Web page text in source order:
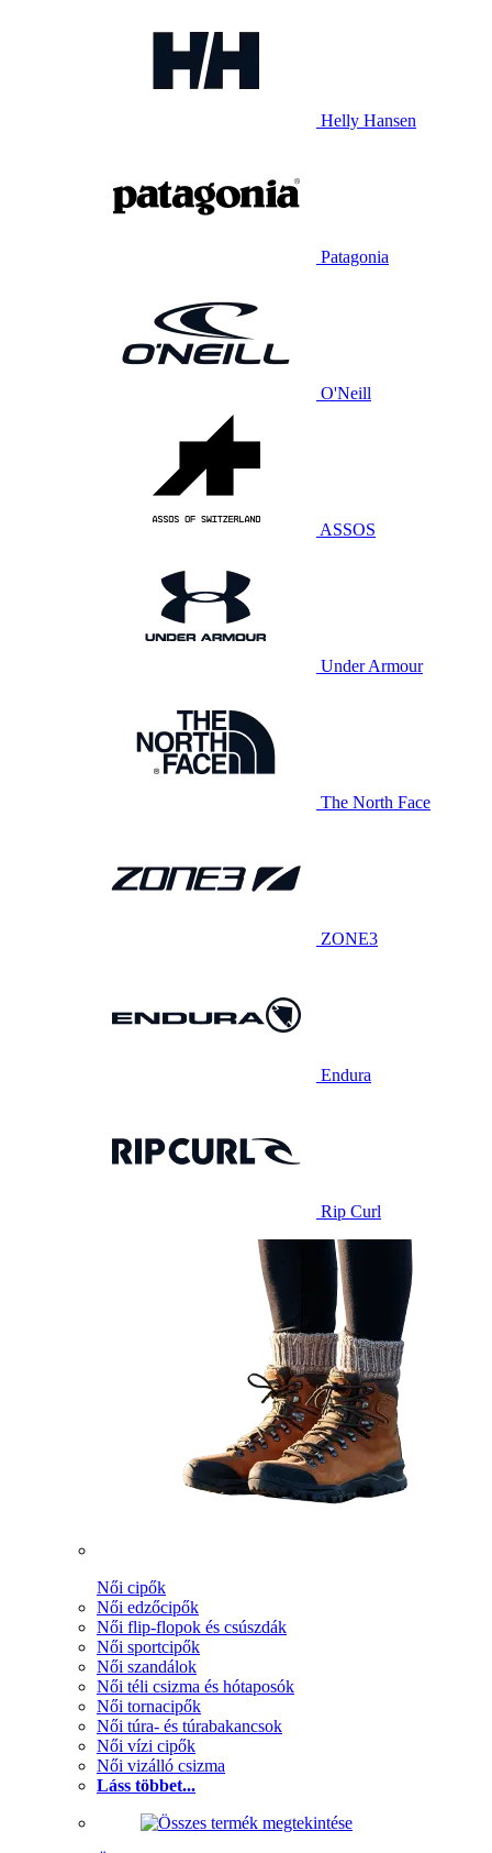
Helly Hansen
Patagonia
O'Neill
ASSOS
Under Armour
The North Face
ZONE3
Endura
Rip Curl
Női cipők
Női edzőcipők
Női flip-flopok és csúszdák
Női sportcipők
Női szandálok
Női téli csizma és hótaposók
Női tornacipők
Női túra- és túrabakancsok
Női vízi cipők
Női vizálló csizma
Láss többet...